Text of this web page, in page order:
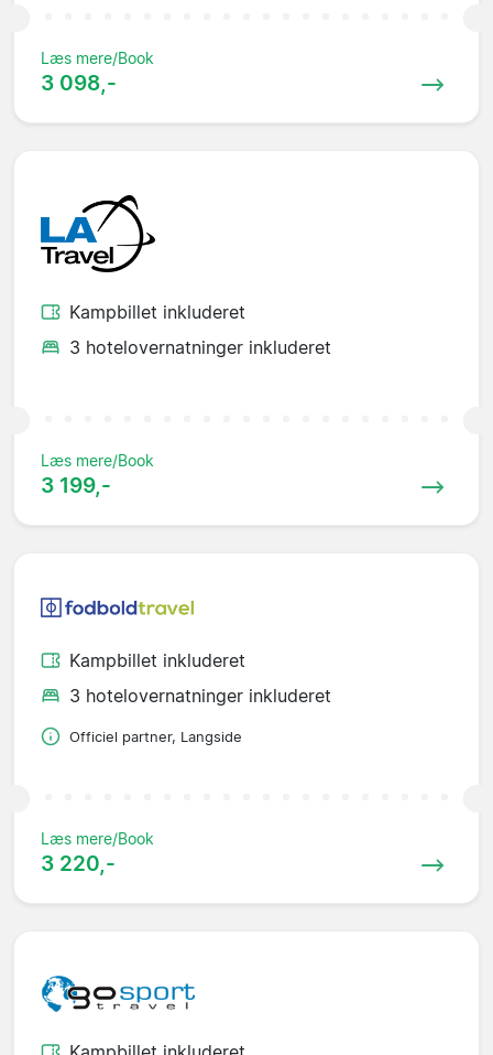
Læs mere/Book
3 098,-
Kampbillet inkluderet
3 hotelovernatninger inkluderet
Læs mere/Book
3 199,-
Kampbillet inkluderet
3 hotelovernatninger inkluderet
Officiel partner, Langside
Læs mere/Book
3 220,-